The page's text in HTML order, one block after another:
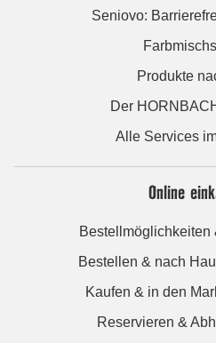
Seniovo:
Produkte
Der
Alle Services
Online
Bestellmöglichkeiten
Bestellen & nach
Kaufen & in den
Reservieren &